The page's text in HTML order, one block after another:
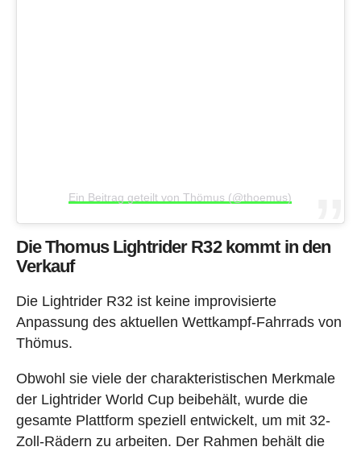
Ein Beitrag geteilt von Thömus (@thoemus)
Die Thomus Lightrider R32 kommt in den
Verkauf
Die Lightrider R32 ist keine improvisierte
Anpassung des aktuellen Wettkampf-Fahrrads von
Thömus.
Obwohl sie viele der charakteristischen Merkmale
der Lightrider World Cup beibehält, wurde die
gesamte Plattform speziell entwickelt, um mit 32-
Zoll-Rädern zu arbeiten. Der Rahmen behält die